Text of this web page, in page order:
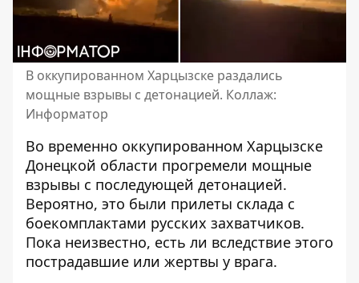
В оккупированном Харцызске раздались
мощные взрывы с детонацией. Коллаж:
Информатор
Во временно оккупированном Харцызске
Донецкой области прогремели мощные
взрывы с последующей детонацией.
Вероятно, это были прилеты склада с
боекомплактами русских захватчиков.
Пока неизвестно, есть ли вследствие этого
пострадавшие или жертвы у врага.